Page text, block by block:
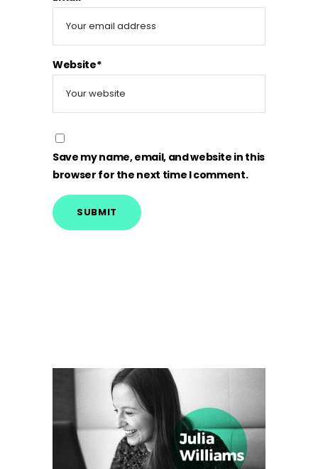
Website*
Save my name, email, and website in this
browser for the next time I comment.